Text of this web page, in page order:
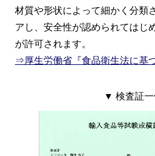
材質や形状によって細かく分類
アし、安全性が認められてはじ
が許可されます。
⇒厚生労働省『食品衛生法に基
▼ 検査証一